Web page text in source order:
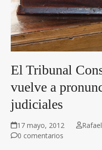
El Tribunal
vuelve a
judiciales
17 mayo, 2012
0 comentarios